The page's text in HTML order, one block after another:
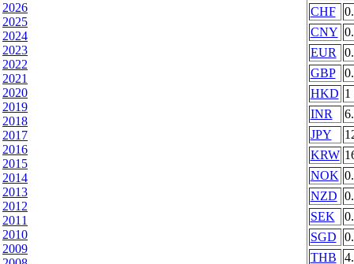
2026
2025
2024
2023
2022
2021
2020
2019
2018
2017
2016
2015
2014
2013
2012
2011
2010
2009
CHF
CNY
EUR
GBP
HKD 1
INR
JPY
KRW
NOK
NZD
SEK
SGD
THB